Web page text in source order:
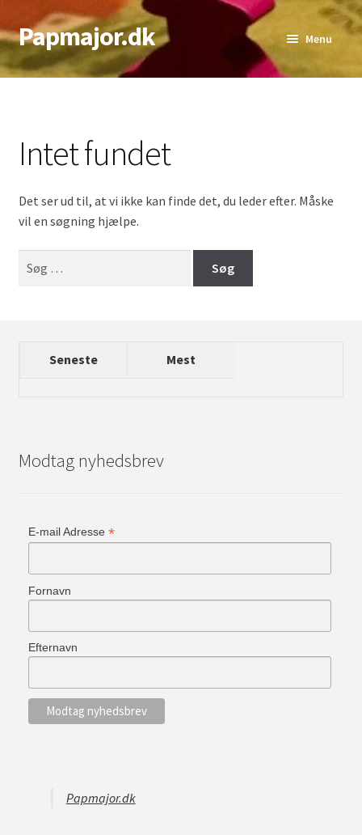
Spring
til
navigation
Spring
til
indhold
Papmajor.dk Menu
Alder
Udfold
Sværhedsgrad
Antal Spillere
Udfold
Bedste Antal
Intet fundet
Det ser ud til, at vi ikke kan finde det, du leder efter. Måske
vil en søgning hjælpe.
efter:
Seneste Mest
Modtag nyhedsbrev
E-mail Adresse *
Fornavn
Efternavn
Papmajor.dk